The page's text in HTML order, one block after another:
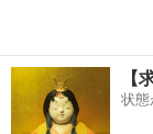
【
状態